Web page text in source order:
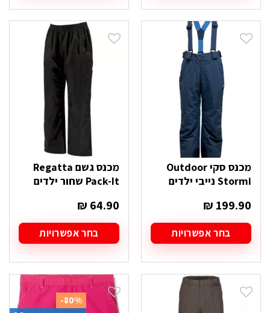
זה
יש
מספר
סוגים.
האפשרויות
זה
יש
מספר
סוגים.
האפשרויות
מכנס סקי Outdoor
Stormi נייבי ילדים
₪ 199.90
בחר אפשרויות
זה
יש
סוגים.
מכנס גשם Regatta
Pack-It שחור ילדים
₪ 64.90
בחר אפשרויות
זה
יש
מספר
סוגים.
ניתן
-80%